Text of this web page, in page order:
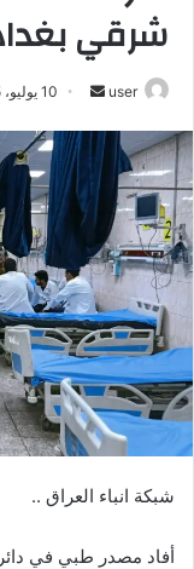
شرقي
user
أرسل
إلكترونيا
10 يوليو، 2025
شبكة انباء العراق ..
أفاد مصدر طبي في